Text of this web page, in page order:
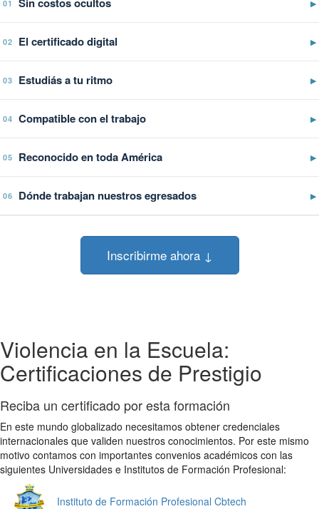
01 ▶
02 El certificado digital ▶
03 Estudiás a tu ritmo ▶
04 Compatible con el trabajo ▶
05 Reconocido en toda América ▶
06 Dónde trabajan nuestros egresados ▶
Inscribirme ahora ↓
Violencia en la Escuela:
Certificaciones de Prestigio
Reciba un certificado por esta formación
En este mundo globalizado necesitamos obtener credenciales
internacionales que validen nuestros conocimientos. Por este mismo
motivo contamos con importantes convenios académicos con las
siguientes Universidades e Institutos de Formación Profesional:
Instituto de Formación Profesional Cbtech